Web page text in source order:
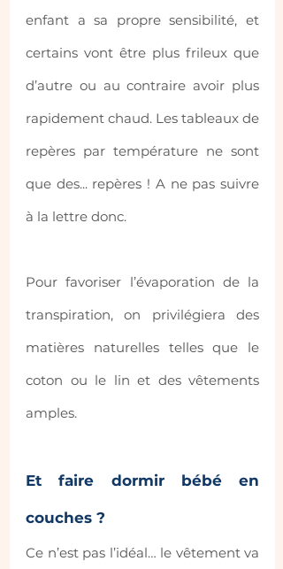
enfant a sa propre sensibilité, et
certains vont être plus frileux que
d’autre ou au contraire avoir plus
rapidement chaud. Les tableaux de
repères par température ne sont
que des... repères ! A ne pas suivre
à la lettre donc.
Pour favoriser l’évaporation de la
transpiration, on privilégiera des
matières naturelles telles que le
coton ou le lin et des vêtements
amples.
Et faire dormir bébé en
couches ?
Ce n’est pas l’idéal… le vêtement va